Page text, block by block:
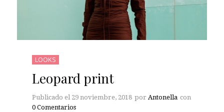
LOOKS
Leopard print
Publicado el 29 noviembre, 2018 por Antonella con
0 Comentarios